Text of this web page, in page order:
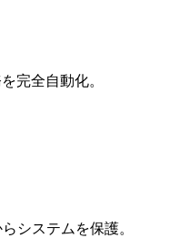
完全自動化。
システムを保護。